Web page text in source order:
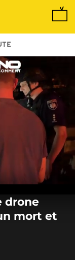
drone
mort et